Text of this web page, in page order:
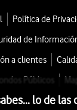
Política de
de
a clientes
Públicos
lo de las